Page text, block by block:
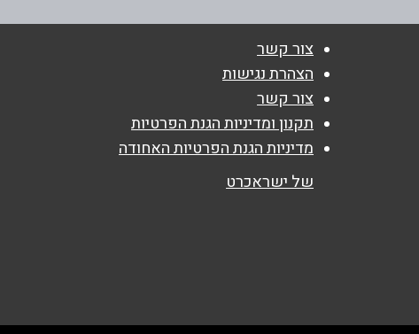
טלפון*
אנא חזרו אלי בקשר ל...
הודעה*
צור קשר
הצהרת נגישות
צור קשר
תקנון ומדיניות הגנת הפרטיות
מדיניות הגנת הפרטיות האחודה
של ישראכרט